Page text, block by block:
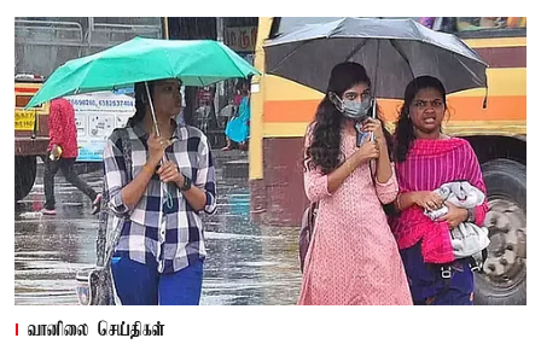
வானிலை செய்திகள்